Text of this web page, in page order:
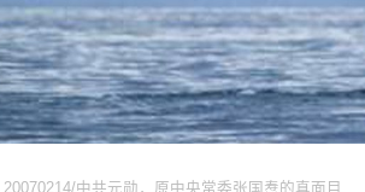
20070214/中共元勋，原中央常委张国焘的真面目